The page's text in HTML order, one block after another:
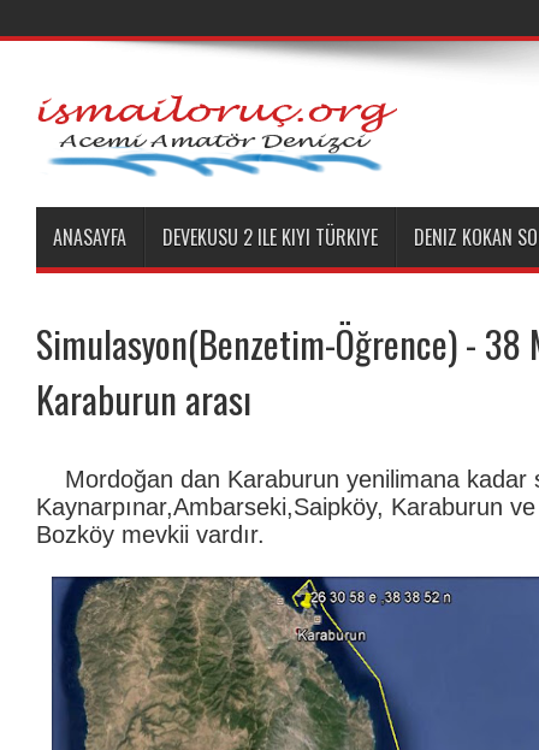
ANASAYFA DEVEKUSU 2 ILE KIYI TÜRKIYE DENIZ KOKAN
Simulasyon(Benzetim-Öğrence) - 38
Karaburun arası
Mordoğan dan Karaburun yenilimana kadar
Kaynarpınar,Ambarseki,Saipköy, Karaburun ve
Bozköy mevkii vardır.